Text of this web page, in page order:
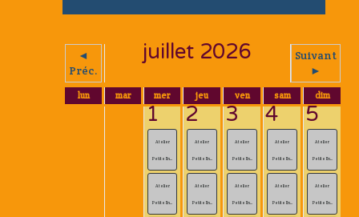
◄
Préc.
juillet 2026
Suivant
►
lun mar mer jeu ven sam dim
1
Atelier
Petite En...
Atelier
Petite En...
2
Atelier
Petite En...
Atelier
Petite En...
3
Atelier
Petite En...
Atelier
Petite En...
4
Atelier
Petite En...
Atelier
Petite En...
5
Atelier
Petite En...
Atelier
Petite En...